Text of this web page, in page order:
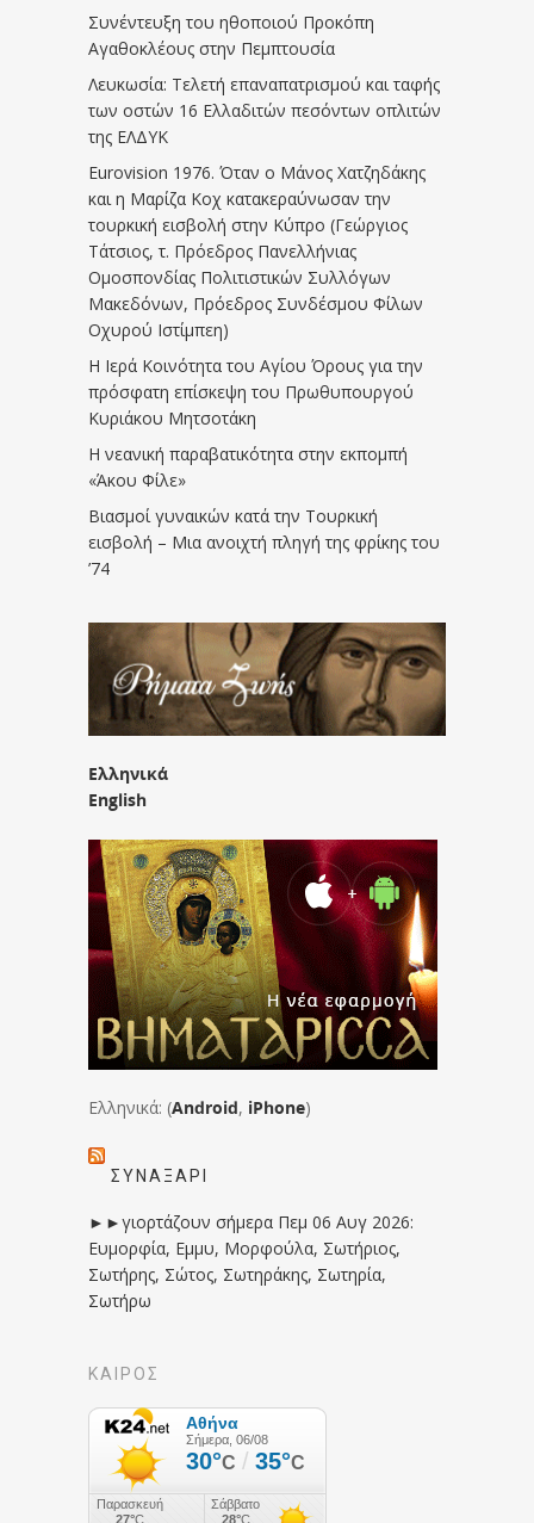
Συνέντευξη του ηθοποιού Προκόπη
Αγαθοκλέους στην Πεμπτουσία
Λευκωσία: Τελετή επαναπατρισμού και ταφής
των οστών 16 Ελλαδιτών πεσόντων οπλιτών
της ΕΛΔΥΚ
Eurovision 1976. Όταν ο Μάνος Χατζηδάκης
και η Μαρίζα Κοχ κατακεραύνωσαν την
τουρκική εισβολή στην Κύπρο (Γεώργιος
Τάτσιος, τ. Πρόεδρος Πανελλήνιας
Ομοσπονδίας Πολιτιστικών Συλλόγων
Μακεδόνων, Πρόεδρος Συνδέσμου Φίλων
Οχυρού Ιστίμπεη)
Η Ιερά Κοινότητα του Αγίου Όρους για την
πρόσφατη επίσκεψη του Πρωθυπουργού
Κυριάκου Μητσοτάκη
Η νεανική παραβατικότητα στην εκπομπή
«Άκου Φίλε»
Βιασμοί γυναικών κατά την Τουρκική
εισβολή – Μια ανοιχτή πληγή της φρίκης του
’74
Ελληνικά
English
Ελληνικά: (Android, iPhone)
ΣΥΝΑΞΆΡΙ
►►γιορτάζουν σήμερα Πεμ 06 Αυγ 2026:
Ευμορφία, Εμμυ, Μορφούλα, Σωτήριος,
Σωτήρης, Σώτος, Σωτηράκης, Σωτηρία,
Σωτήρω
ΚΑΙΡΟΣ